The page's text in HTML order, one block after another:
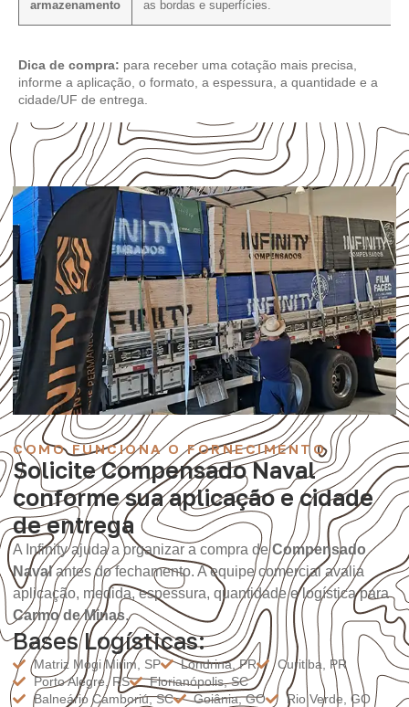
armazenamento
as bordas e superfícies.
Dica de compra: para receber uma cotação mais precisa,
informe a aplicação, o formato, a espessura, a quantidade e a
cidade/UF de entrega.
COMO FUNCIONA O FORNECIMENTO
Solicite Compensado Naval
conforme sua aplicação e cidade
de entrega
A Infinity ajuda a organizar a compra deCompensado
Navalantes do fechamento. A equipe comercial avalia
aplicação, medida, espessura, quantidade e logística para
Carmo de Minas.
Bases Logísticas:
Matriz Mogi Mirim, SP Londrina, PR
Curitiba, PR
Porto Alegre, RS
Florianópolis, SC
Balneário Camboriú, SC
Goiânia, GO
Rio Verde, GO